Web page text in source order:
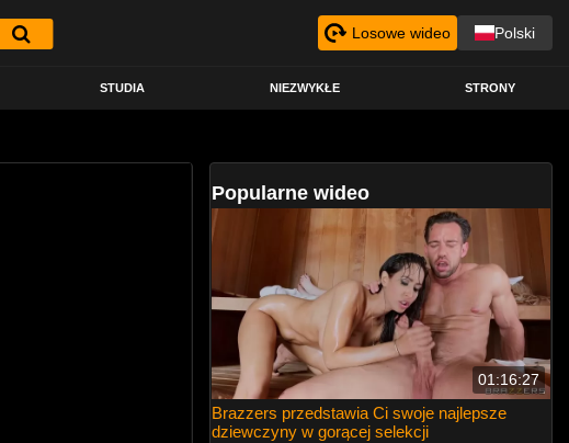
Losowe wideo Polski
STUDIA NIEZWYKŁE STRONY
Popularne wideo
01:16:27
Brazzers przedstawia Ci swoje najlepsze
dziewczyny w gorącej selekcji